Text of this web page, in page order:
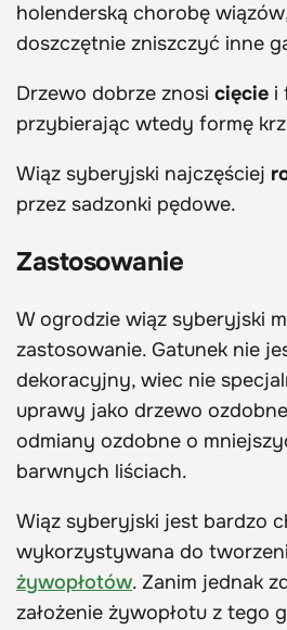
holenderską chorobę
doszczętnie zniszczyć inne
Drzewo dobrze znosi cięcie i
przybierając wtedy formę
Wiąz syberyjski najczęściej
przez sadzonki pędowe.
Zastosowanie
W ogrodzie wiąz syberyjski
zastosowanie. Gatunek nie
dekoracyjny, wiec nie
uprawy jako drzewo
odmiany ozdobne o
barwnych liściach.
Wiąz syberyjski jest bardzo
wykorzystywana do
żywopłotów. Zanim jednak
założenie żywopłotu z tego